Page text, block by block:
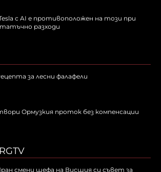
с AI е противоположен на този при
разходи
за лесни фалафели
Ормузкия проток без компенсации
смени шефа на Висшия си съвет за